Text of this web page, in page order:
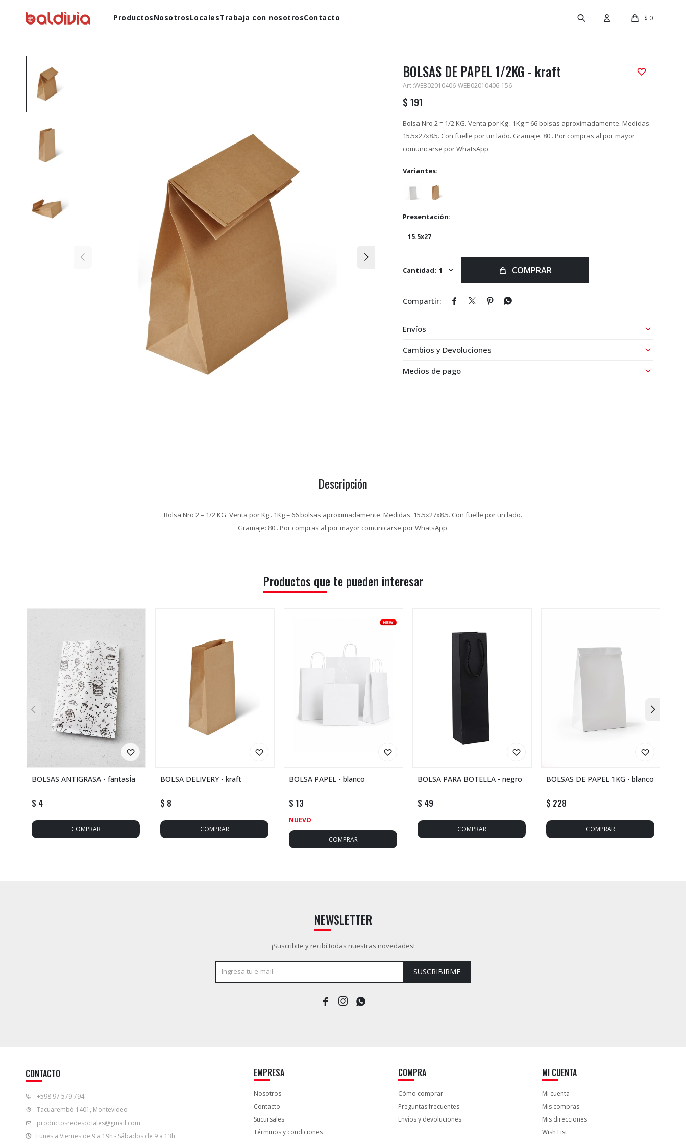
ProductosNosotrosLocalesTrabaja con nosotrosContacto $ 0
BOLSAS DE PAPEL 1/2KG - kraft
WEB02010406-WEB02010406-156
$ 191
Bolsa Nro 2 = 1/2 KG. Venta por Kg . 1Kg = 66 bolsas aproximadamente. Medidas:
15.5x27x8.5. Con fuelle por un lado. Gramaje: 80 . Por compras al por mayor
comunicarse por WhatsApp.
Variantes:
Presentación:
15.5x27
1 COMPRAR
   
Envíos
Cambios y Devoluciones
Medios de pago
Descripción
Bolsa Nro 2 = 1/2 KG. Venta por Kg . 1Kg = 66 bolsas aproximadamente. Medidas: 15.5x27x8.5. Con fuelle por un lado.
Gramaje: 80 . Por compras al por mayor comunicarse por WhatsApp.
Productos que te pueden interesar
BOLSAS ANTIGRASA - fantasÍa
$ 4
BOLSA DELIVERY - kraft
$ 8
BOLSA PAPEL - blanco
$ 13
NUEVO
BOLSA PARA BOTELLA - negro
$ 49
BOLSAS DE PAPEL 1KG - blanco
$ 228
CONTACTO
+598 97 579 794
Tacuarembó 1401, Montevideo
productosredesociales@gmail.com
Lunes a Viernes de 9 a 19h - Sábados de 9 a 13h
EMPRESA
Nosotros
Contacto
Sucursales
Términos y condiciones
COMPRA
Cómo comprar
Preguntas frecuentes
Envíos y devoluciones
MI CUENTA
Mi cuenta
Mis compras
Mis direcciones
Wish List
NEWSLETTER
¡Suscribite y recibí todas nuestras novedades!
SUSCRIBIRME
  